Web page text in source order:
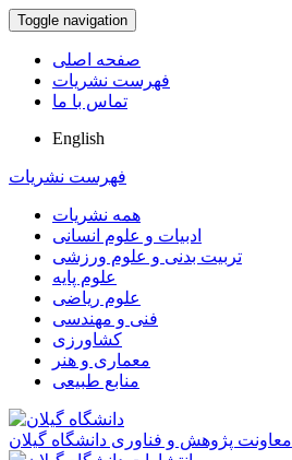
Toggle navigation
صفحه اصلی
فهرست نشریات
تماس با ما
English
فهرست نشریات
همه نشریات
ادبیات و علوم انسانی
تربیت بدنی و علوم ورزشی
علوم پایه
علوم ریاضی
فنی و مهندسی
کشاورزی
معماری و هنر
منابع طبیعی
معاونت پژوهش و فناوری دانشگاه گیلان